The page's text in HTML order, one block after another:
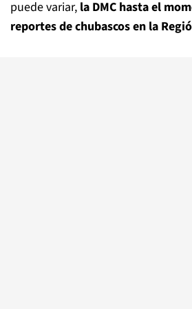
puede variar, la DMC hasta el
reportes de chubascos en la